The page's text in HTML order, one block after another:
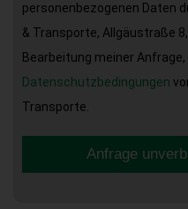
personenbezogenen Daten
& Transporte, Allgäustraße
Bearbeitung meiner
Datenschutzbedingungen
Transporte.
Anfrage